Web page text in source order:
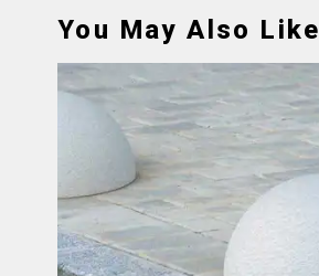
You May Also Like